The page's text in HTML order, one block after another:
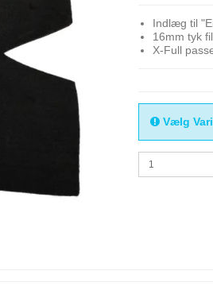
Indlæg til
16mm tyk
X-Full
Vælg